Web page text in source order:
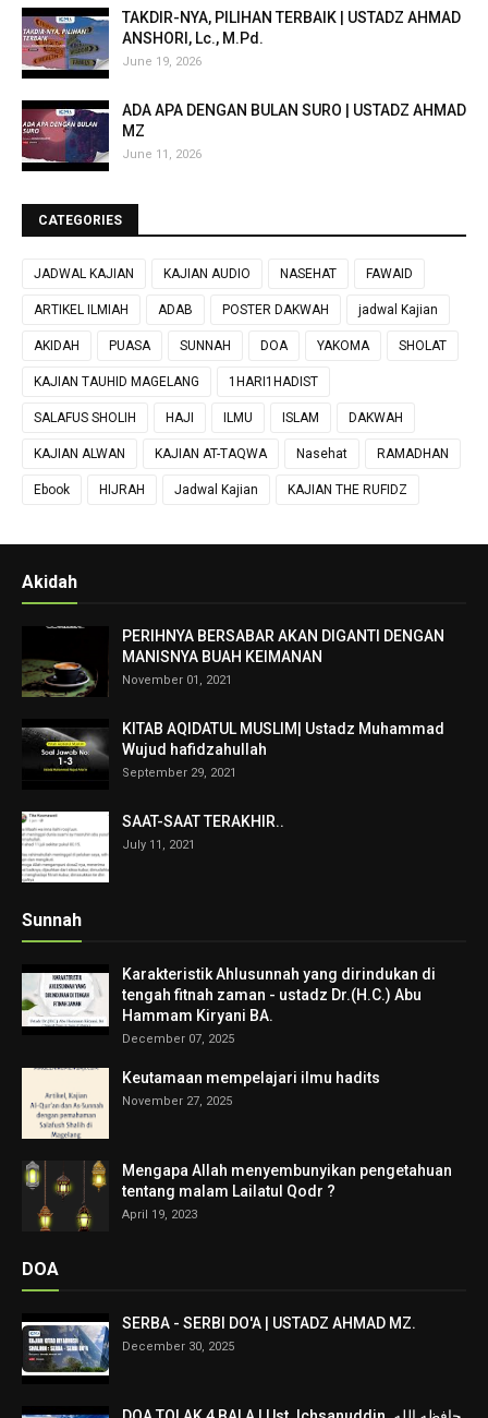
TAKDIR-NYA, PILIHAN TERBAIK | USTADZ AHMAD
ANSHORI, Lc., M.Pd.
June 19, 2026
ADA APA DENGAN BULAN SURO | USTADZ AHMAD
MZ
June 11, 2026
CATEGORIES
JADWAL KAJIAN KAJIAN AUDIO NASEHAT FAWAID
ARTIKEL ILMIAH ADAB POSTER DAKWAH jadwal Kajian
AKIDAH PUASA SUNNAH DOA YAKOMA SHOLAT
KAJIAN TAUHID MAGELANG 1HARI1HADIST
SALAFUS SHOLIH HAJI ILMU ISLAM DAKWAH
KAJIAN ALWAN KAJIAN AT-TAQWA Nasehat RAMADHAN
Ebook HIJRAH Jadwal Kajian KAJIAN THE RUFIDZ
Akidah
PERIHNYA BERSABAR AKAN DIGANTI DENGAN
MANISNYA BUAH KEIMANAN
November 01, 2021
KITAB AQIDATUL MUSLIM| Ustadz Muhammad
Wujud hafidzahullah
September 29, 2021
SAAT-SAAT TERAKHIR..
July 11, 2021
Sunnah
Karakteristik Ahlusunnah yang dirindukan di
tengah fitnah zaman - ustadz Dr.(H.C.) Abu
Hammam Kiryani BA.
December 07, 2025
Keutamaan mempelajari ilmu hadits
November 27, 2025
Mengapa Allah menyembunyikan pengetahuan
tentang malam Lailatul Qodr ?
April 19, 2023
DOA
SERBA - SERBI DO'A | USTADZ AHMAD MZ.
December 30, 2025